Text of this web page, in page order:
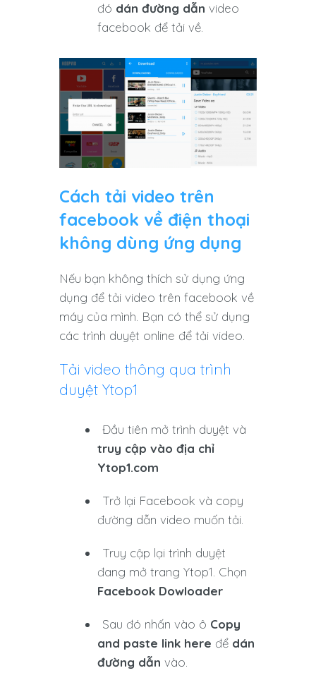
đó dán đường dẫn video
facebook để tải về.
Cách tải video trên
facebook về điện thoại
không dùng ứng dụng
Nếu bạn không thích sử dụng ứng
dụng để tải video trên facebook về
máy của mình. Bạn có thể sử dụng
các trình duyệt online để tải video.
Tải video thông qua trình
duyệt Ytop1
Đầu tiên mở trình duyệt và
truy cập vào địa chỉ
Ytop1.com
Trở lại Facebook và copy
đường dẫn video muốn tải.
Truy cập lại trình duyệt
đang mở trang Ytop1. Chọn
Facebook Dowloader
Sau đó nhấn vào ô Copy
and paste link here để dán
đường dẫn vào.